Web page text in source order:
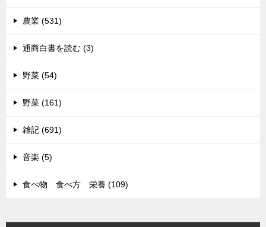
農業 (531)
通商白書を読む (3)
野菜 (54)
野菜 (161)
雑記 (691)
音楽 (5)
食べ物 食べ方 栄養 (109)